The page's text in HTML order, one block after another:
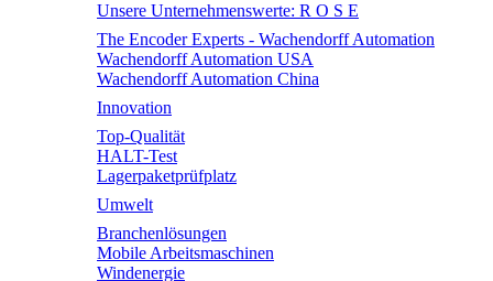
Unsere Unternehmenswerte: R O S E
The Encoder Experts - Wachendorff Automation
Wachendorff Automation USA
Wachendorff Automation China
Innovation
Top-Qualität
HALT-Test
Lagerpaketprüfplatz
Umwelt
Branchenlösungen
Mobile Arbeitsmaschinen
Windenergie